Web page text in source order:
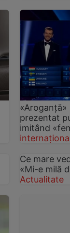
«Aroganţă»
prezentat
imitând
Ce mare
«Mi-e milă
Actualitate